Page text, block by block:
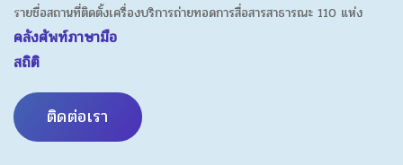
รายชื่อสถานที่ติดตั้งเครื่องบริการถ่ายทอดการสื่อสารสาธารณะ 110 แห่ง
คลังศัพท์ภาษามือ
สถิติ
ติดต่อเรา